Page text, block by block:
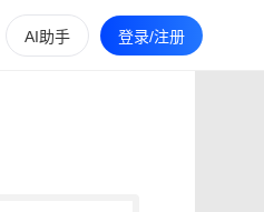
AI助手 登录/注册